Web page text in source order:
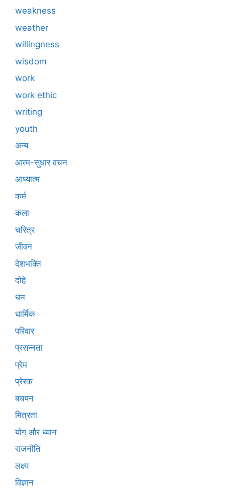
weakness
weather
willingness
wisdom
work
work ethic
writing
youth
अन्य
आत्म-सुधार वचन
आध्यात्म
कर्म
कला
चरित्र
जीवन
देशभक्ति
दोहे
धन
धार्मिक
परिवार
प्रसन्नता
प्रेम
प्रेरक
बचपन
मित्रता
योग और ध्यान
राजनीति
लक्ष्य
विज्ञान